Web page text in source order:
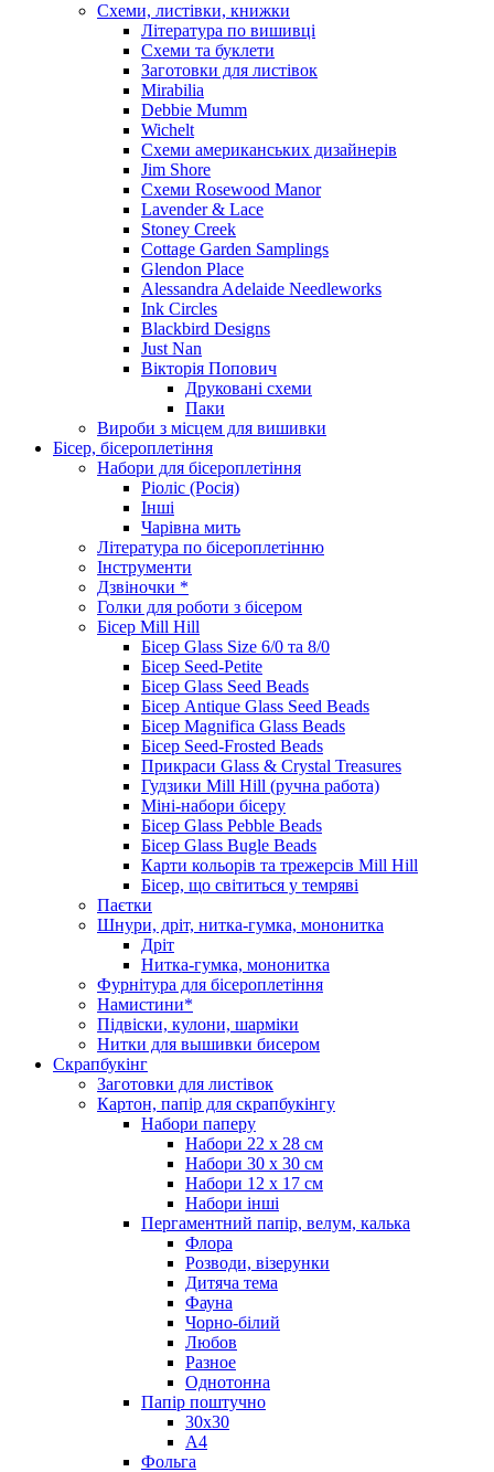
Схеми, листівки, книжки
Література по вишивці
Схеми та буклети
Заготовки для листівок
Mirabilia
Debbie Mumm
Wichelt
Схеми американських дизайнерів
Jim Shore
Cхеми Rosewood Manor
Lavender & Lace
Stoney Creek
Cottage Garden Samplings
Glendon Place
Alessandra Adelaide Needleworks
Ink Circles
Blackbird Designs
Just Nan
Вікторія Попович
Друковані схеми
Паки
Вироби з місцем для вишивки
Бісер, бісероплетіння
Набори для бісероплетіння
Ріоліс (Росія)
Інші
Чарівна мить
Література по бісероплетінню
Інструменти
Дзвіночки *
Голки для роботи з бісером
Бісер Mill Hill
Бісер Glass Size 6/0 та 8/0
Бісер Seed-Petite
Бісер Glass Seed Beads
Бісер Antique Glass Seed Beads
Бісер Magnifica Glass Beads
Бісер Seed-Frosted Beads
Прикраси Glass & Crystal Treasures
Гудзики Mill Hill (ручна работа)
Міні-набори бісеру
Бісер Glass Pebble Beads
Бісер Glass Bugle Beads
Карти кольорів та трежерсів Mill Hill
Бісер, що світиться у темряві
Паєтки
Шнури, дріт, нитка-гумка, мононитка
Дріт
Нитка-гумка, мононитка
Фурнітура для бісероплетіння
Намистини*
Підвіски, кулони, шарміки
Нитки для вышивки бисером
Скрапбукінг
Заготовки для листівок
Картон, папір для скрапбукінгу
Набори паперу
Набори 22 х 28 см
Набори 30 х 30 см
Набори 12 х 17 см
Набори інші
Пергаментний папір, велум, калька
Флора
Розводи, візерунки
Дитяча тема
Фауна
Чорно-білий
Любов
Разное
Однотонна
Папір поштучно
30х30
А4
Фольга